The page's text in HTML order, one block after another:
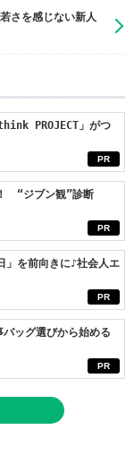
さを感じない新人
PR
PROJECT」がつ
PR
“ジブン観”診断
PR
」を前向きに♪社会人エ
PR
ッグ選びから始める